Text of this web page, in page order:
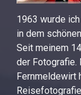
1963 wurde
in dem
Seit meinem
der Fotografie.
Fernmeldewirt